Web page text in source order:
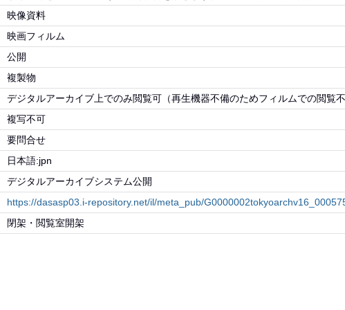
映像資料
映画フィルム
公開
複製物
デジタルアーカイブ上でのみ閲覧可（再生機器不備のためフィルムでの閲覧不
複写不可
要問合せ
日本語:jpn
デジタルアーカイブシステム公開
https://dasasp03.i-repository.net/il/meta_pub/
閉架・閲覧室開架